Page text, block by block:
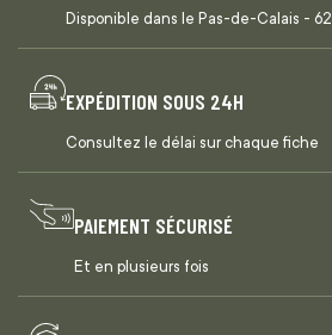
Disponible dans le Pas-de-Calais - 62
EXPÉDITION SOUS 24H
Consultez le délai sur chaque fiche
PAIEMENT SÉCURISÉ
Et en plusieurs fois